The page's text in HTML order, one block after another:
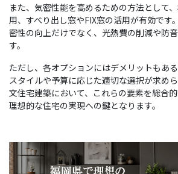
また、気密性能を高めるための方法として
用、すべり出し窓やFIX窓の活用が有効です
密性の向上だけでなく、光熱費の削減や防
す。
ただし、各オプションにはデメリットもあ
スタイルや予算に応じた適切な選択が求め
文住宅建築において、これらの要素を総合的
理想的な住宅の実現への鍵となります。